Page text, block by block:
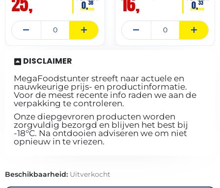
0,38 0,33
DISCLAIMER
MegaFoodstunter streeft naar actuele en
nauwkeurige prijs- en productinformatie.
Voor de meest recente info raden we aan de
verpakking te controleren.
Onze diepgevroren producten worden
zorgvuldig bezorgd en blijven het best bij
-18°C. Na ontdooien adviseren we om niet
opnieuw in te vriezen.
Beschikbaarheid: Uitverkocht